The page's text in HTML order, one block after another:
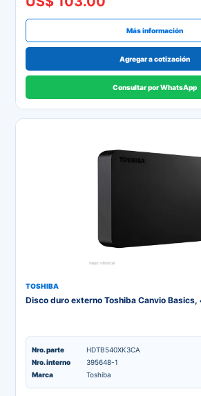
Más información
Agregar a cotización
Consultar por WhatsApp
TOSHIBA
Disco duro externo Toshiba Canvio Basics,
Nro. parte
HDTB540XK3CA
Nro. interno
395648-1
Marca
Toshiba